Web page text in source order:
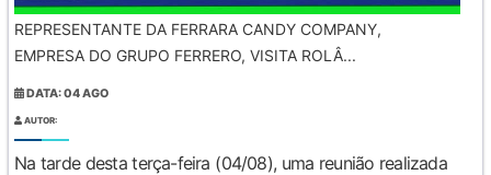
REPRESENTANTE DA FERRARA CANDY COMPANY,
EMPRESA DO GRUPO FERRERO, VISITA ROLÂ...
DATA: 04 AGO
AUTOR:
Na tarde desta terça-feira (04/08), uma reunião realizada